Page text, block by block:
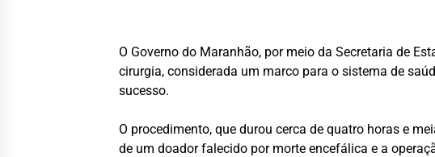
O Governo do Maranhão, por meio da Secretaria de
cirurgia, considerada um marco para o sistema de
sucesso.
O procedimento, que durou cerca de quatro horas e
de um doador falecido por morte encefálica e a